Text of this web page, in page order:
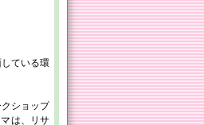
ている環
ショップ
は、リサ